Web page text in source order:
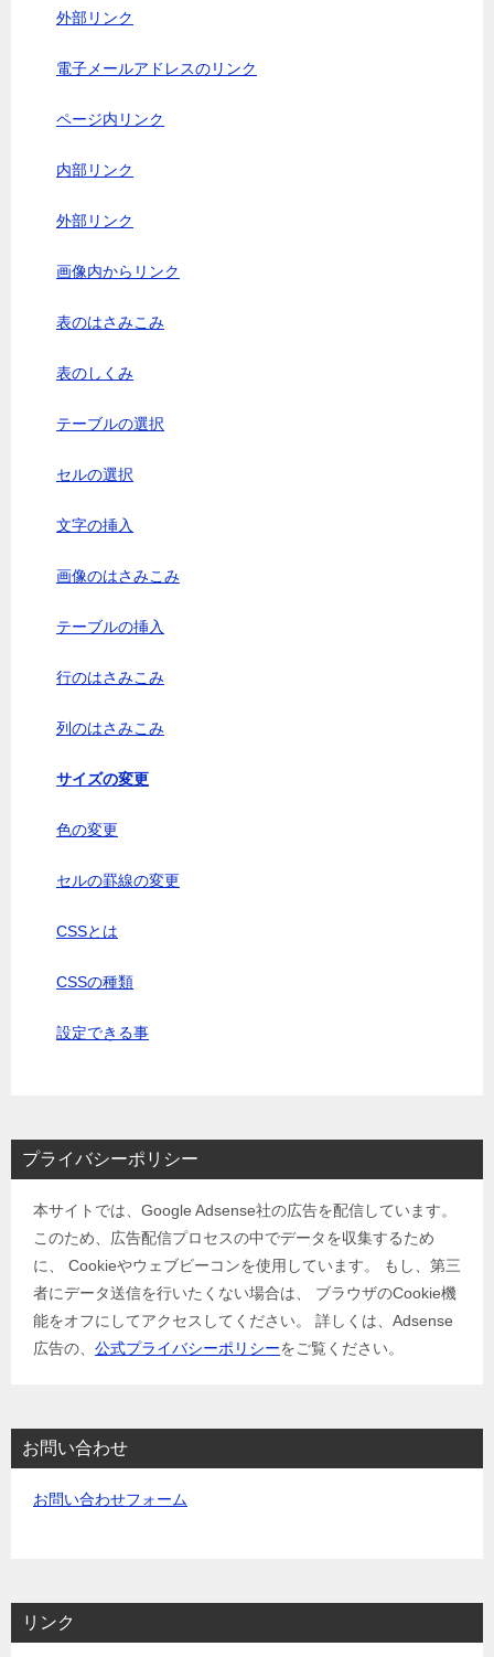
外部リンク
電子メールアドレスのリンク
ページ内リンク
内部リンク
外部リンク
画像内からリンク
表のはさみこみ
表のしくみ
テーブルの選択
セルの選択
文字の挿入
画像のはさみこみ
テーブルの挿入
行のはさみこみ
列のはさみこみ
サイズの変更
色の変更
セルの罫線の変更
CSSとは
CSSの種類
設定できる事
プライバシーポリシー
本サイトでは、Google Adsense社の広告を配信しています。
このため、広告配信プロセスの中でデータを収集するため
に、 Cookieやウェブビーコンを使用しています。 もし、第三
者にデータ送信を行いたくない場合は、 ブラウザのCookie機
能をオフにしてアクセスしてください。 詳しくは、Adsense
広告の、 公式プライバシーポリシーをご覧ください。
お問い合わせ
お問い合わせフォーム
リンク